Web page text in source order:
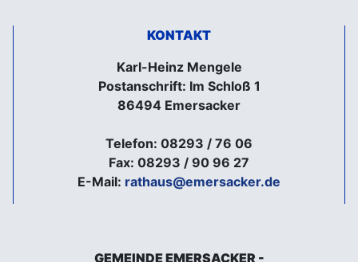
KONTAKT
Karl-Heinz Mengele
Postanschrift: Im Schloß 1
86494 Emersacker
Telefon: 08293 / 76 06
Fax: 08293 / 90 96 27
E-Mail: rathaus@emersacker.de
GEMEINDE EMERSACKER -